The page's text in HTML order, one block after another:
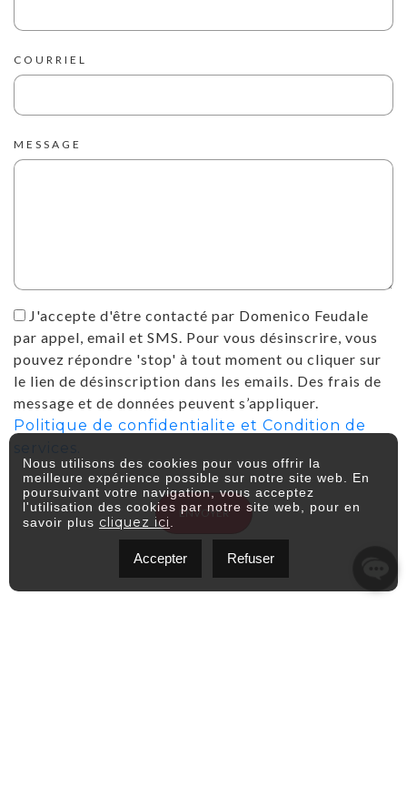
COURRIEL
MESSAGE
J'accepte d'être contacté par Domenico Feudale
par appel, email et SMS. Pour vous désinscrire, vous
pouvez répondre 'stop' à tout moment ou cliquer sur
le lien de désinscription dans les emails. Des frais de
message et de données peuvent s’appliquer.
Politique de confidentialite et Condition de
ENVOYER
Nous utilisons des cookies pour vous offrir la
meilleure expérience possible sur notre site web. En
poursuivant votre navigation, vous acceptez
l'utilisation des cookies par notre site web, pour en
savoir plus cliquez ici
Accepter Refuser